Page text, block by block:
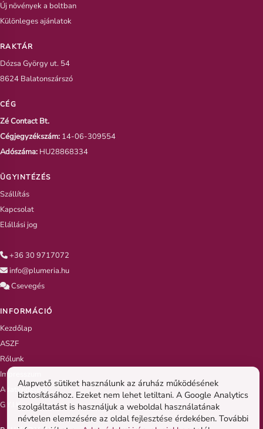
Új növények a boltban
Különleges ajánlatok
RAKTÁR
Dózsa György ut. 54
8624 Balatonszárszó
CÉG
Zé Contact Bt.
Cégjegyzékszám: 14-06-309554
Adószáma: HU28868334
ÜGYINTÉZÉS
Szállítás
Kapcsolat
Elállási jog
+36 30 9717072
info@plumeria.hu
Csevegés
INFORMÁCIÓ
Kezdőlap
ASZF
Rólunk
Impresszum
Adatvédelem
G.Y.I.K
Alapvető sütiket használunk az áruház működésének
biztosításához. Ezeket nem lehet letiltani. A Google Analytics
szolgáltatást is használjuk a weboldal használatának
névtelen elemzésére az oldal fejlesztése érdekében. További